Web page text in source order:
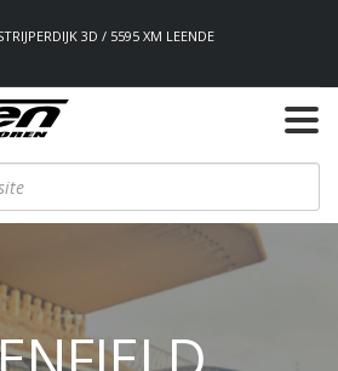
3D / 5595 XM LEENDE